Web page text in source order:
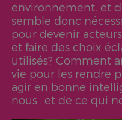
environnement, et
semble donc
pour devenir
et faire des choix
utilisés? Comment
vie pour les rendre
agir en bonne
nous...et de ce qui